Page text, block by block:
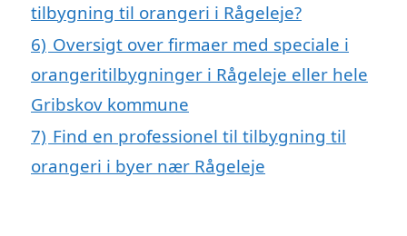
tilbygning til orangeri i Rågeleje?
6) Oversigt over firmaer med speciale i
orangeritilbygninger i Rågeleje eller hele
Gribskov kommune
7) Find en professionel til tilbygning til
orangeri i byer nær Rågeleje